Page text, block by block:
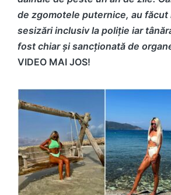
de zgomotele puternice, au făcut
sesizări inclusiv la poliție iar
fost chiar și sancționată de
VIDEO MAI JOS!